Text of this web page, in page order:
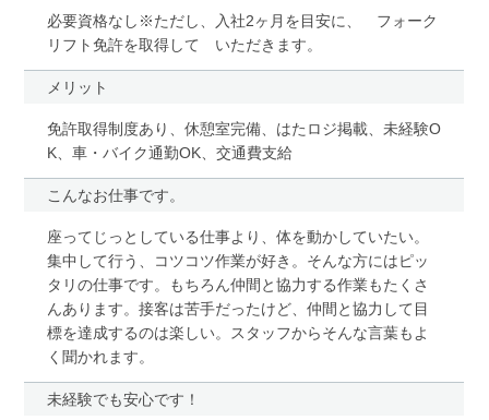
必要資格なし※ただし、入社2ヶ月を目安に、 フォーク
リフト免許を取得して いただきます。
メリット
免許取得制度あり、休憩室完備、はたロジ掲載、未経験O
K、車・バイク通勤OK、交通費支給
こんなお仕事です。
座ってじっとしている仕事より、体を動かしていたい。
集中して行う、コツコツ作業が好き。そんな方にはピッ
タリの仕事です。もちろん仲間と協力する作業もたくさ
んあります。接客は苦手だったけど、仲間と協力して目
標を達成するのは楽しい。スタッフからそんな言葉もよ
く聞かれます。
未経験でも安心です！